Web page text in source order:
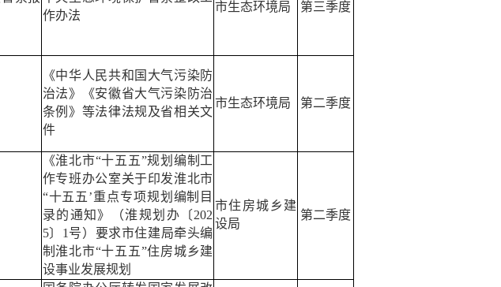
作办法
市生态环境局 第三季度
《中华人民共和国大气污染防
治法》《安徽省大气污染防治
条例》等法律法规及省相关文
件
市生态环境局 第二季度
《淮北市“十五五”规划编制工
作专班办公室关于印发淮北市
“十五五 ’重点专项规划编制目
录的通知》
（淮规划办〔202
5〕 1 号） 要求市住建局牵头编
制淮北市“十五五”住房城乡建
设事业发展规划
市住房城乡建
设局
第二季度